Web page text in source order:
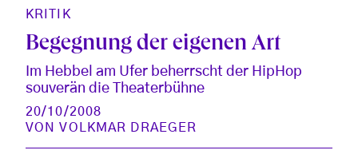
KRITIK
Begegnung der eigenen Art
Im Hebbel am Ufer beherrscht der HipHop
souverän die Theaterbühne
20/10/2008
VONVOLKMAR DRAEGER